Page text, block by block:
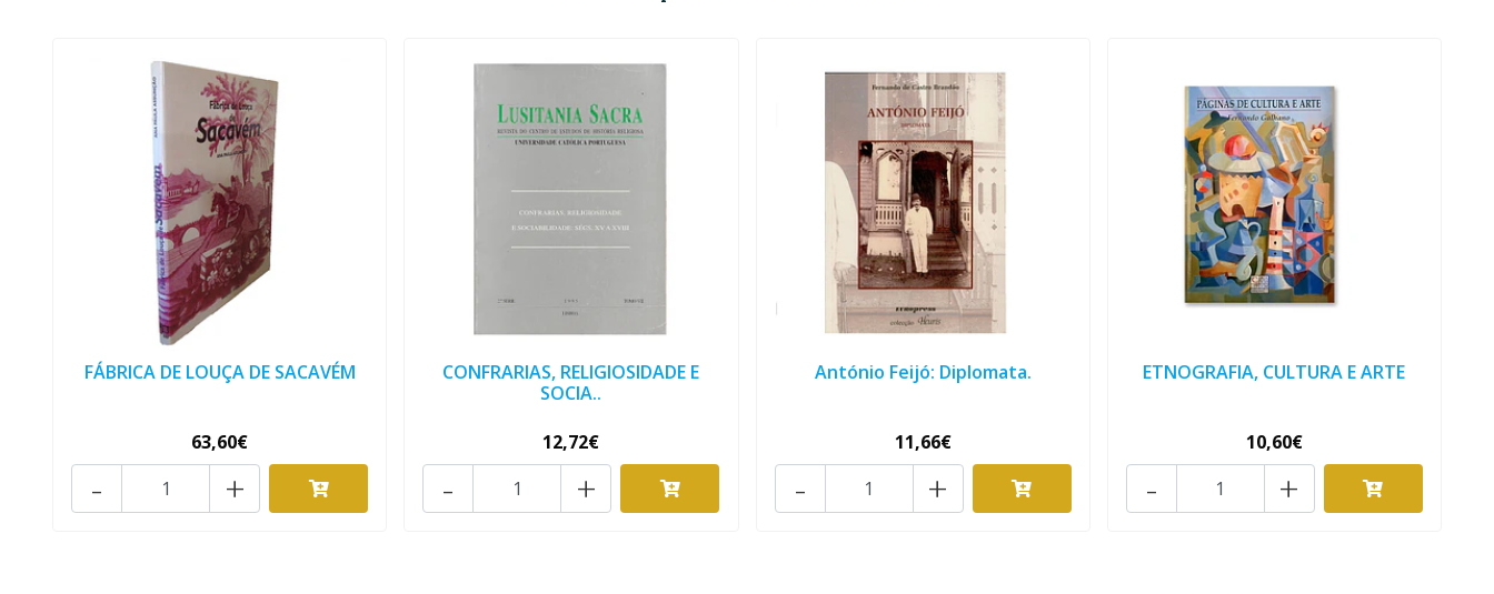
FÁBRICA DE LOUÇA DE SACAVÉM
63,60€
+
-
CONFRARIAS, RELIGIOSIDADE E
SOCIA..
12,72€
+
-
António Feijó: Diplomata.
11,66€
+
-
ETNOGRAFIA, CULTURA E ARTE
10,60€
+
-